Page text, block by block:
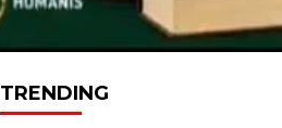
TRENDING